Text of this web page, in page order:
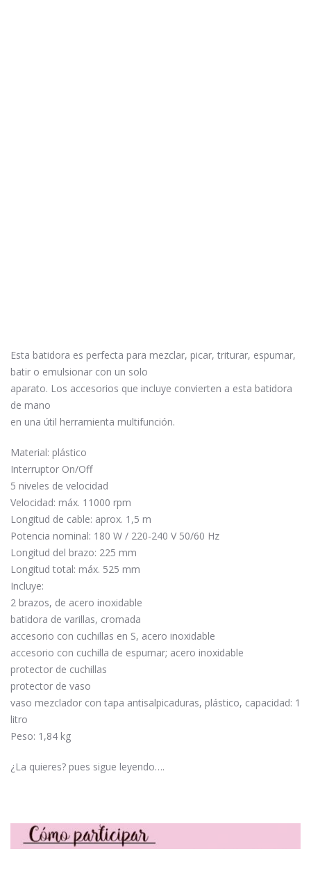
Esta batidora es perfecta para mezclar, picar, triturar, espumar,
batir o emulsionar con un solo
aparato. Los accesorios que incluye convierten a esta batidora
de mano
en una útil herramienta multifunción.
Material: plástico
Interruptor On/Off
5 niveles de velocidad
Velocidad: máx. 11000 rpm
Longitud de cable: aprox. 1,5 m
Potencia nominal: 180 W / 220-240 V 50/60 Hz
Longitud del brazo: 225 mm
Longitud total: máx. 525 mm
Incluye:
2 brazos, de acero inoxidable
batidora de varillas, cromada
accesorio con cuchillas en S, acero inoxidable
accesorio con cuchilla de espumar; acero inoxidable
protector de cuchillas
protector de vaso
vaso mezclador con tapa antisalpicaduras, plástico, capacidad: 1
litro
Peso: 1,84 kg
¿La quieres? pues sigue leyendo….